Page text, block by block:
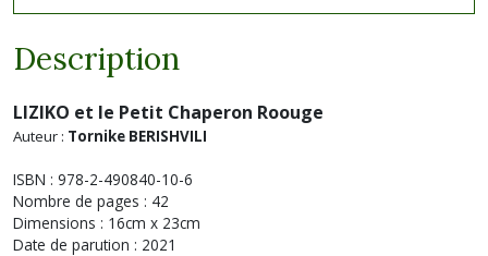
Description
LIZIKO et le Petit Chaperon Roouge
Auteur : Tornike BERISHVILI
ISBN : 978-2-490840-10-6
Nombre de pages : 42
Dimensions : 16cm x 23cm
Date de parution : 2021